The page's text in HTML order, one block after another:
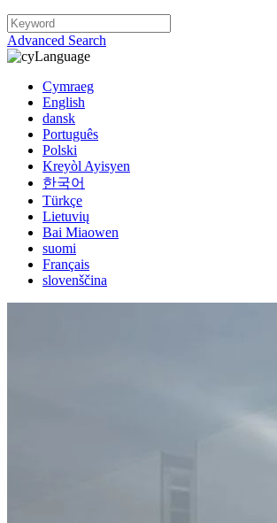
Advanced Search
Language
Cymraeg
English
dansk
Português
Polski
Kreyòl Ayisyen
한국어
Türkçe
Lietuvių
Bai Miaowen
suomi
Français
slovenščina